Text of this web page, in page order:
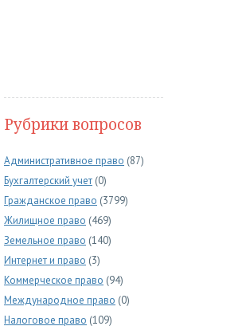
Рубрики вопросов
Административное право (87)
Бухгалтерский учет (0)
Гражданское право (3799)
Жилищное право (469)
Земельное право (140)
Интернет и право (3)
Коммерческое право (94)
Международное право (0)
Налоговое право (109)